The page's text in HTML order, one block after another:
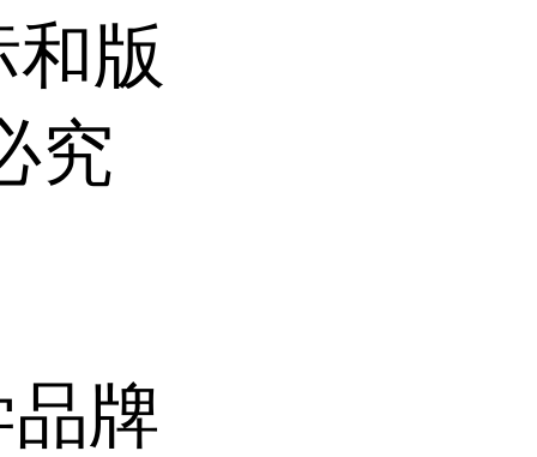
版
究
牌